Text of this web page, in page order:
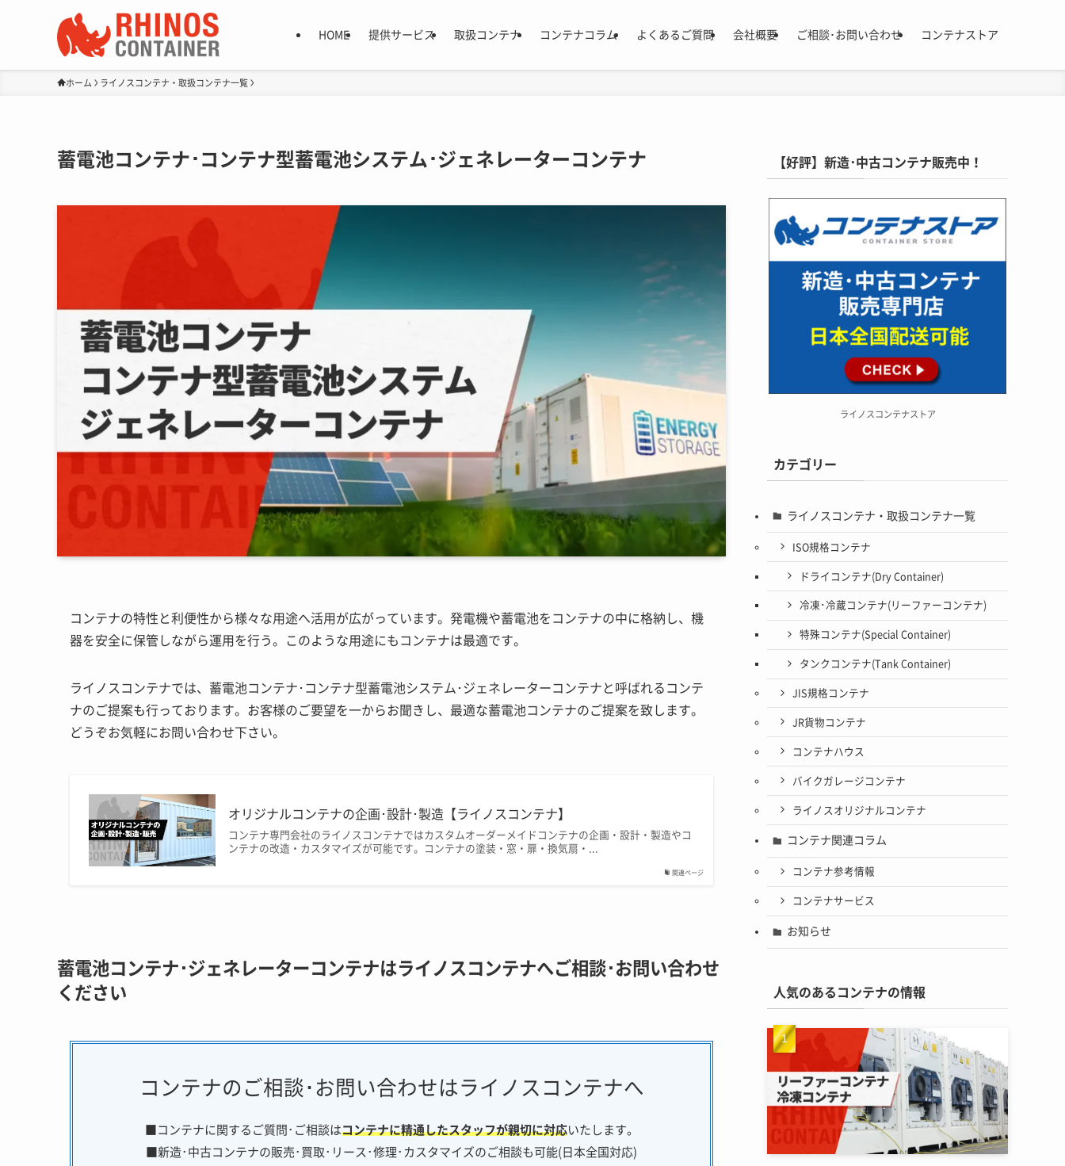
HOME 提供サービス 取扱コンテナ コンテナコラム よくあるご質問 会社概要 ご相談･お問い合わせ コンテナストア
ホーム ライノスコンテナ・取扱コンテナ一覧
蓄電池コンテナ･コンテナ型蓄電池システム･ジェネレーターコンテナ
コンテナの特性と利便性から様々な用途へ活用が広がっています。発電機や蓄電池をコンテナの中に格納し、機
器を安全に保管しながら運用を行う。このような用途にもコンテナは最適です。
ライノスコンテナでは、蓄電池コンテナ･コンテナ型蓄電池システム･ジェネレーターコンテナと呼ばれるコンテ
ナのご提案も行っております。お客様のご要望を一からお聞きし、最適な蓄電池コンテナのご提案を致します。
どうぞお気軽にお問い合わせ下さい。
関連ページ
オリジナルコンテナの企画･設計･製造【ライノスコンテナ】
コンテナ専門会社のライノスコンテナではカスタムオーダーメイドコンテナの企画・設計・製造やコ
ンテナの改造・カスタマイズが可能です。コンテナの塗装・窓・扉・換気扇・...
蓄電池コンテナ･ジェネレーターコンテナはライノスコンテナへご相談･お問い合わせ
ください
コンテナのご相談･お問い合わせはライノスコンテナへ
■コンテナに関するご質問･ご相談はコンテナに精通したスタッフが親切に対応いたします。
■新造･中古コンテナの販売･買取･リース･修理･カスタマイズのご相談も可能(日本全国対応)
【好評】新造･中古コンテナ販売中！
ライノスコンテナストア
カテゴリー
ライノスコンテナ・取扱コンテナ一覧
ISO規格コンテナ
ドライコンテナ(Dry Container)
冷凍･冷蔵コンテナ(リーファーコンテナ)
特殊コンテナ(Special Container)
タンクコンテナ(Tank Container)
JIS規格コンテナ
JR貨物コンテナ
コンテナハウス
バイクガレージコンテナ
ライノスオリジナルコンテナ
コンテナ関連コラム
コンテナ参考情報
コンテナサービス
お知らせ
人気のあるコンテナの情報